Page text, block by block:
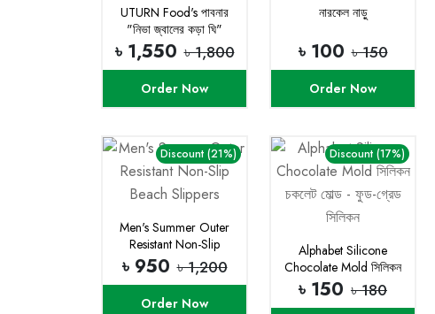
UTURN Food's পাবনার
"নিভা জ্বালের কড়া ঘি"
৳ 1,550 ৳ 1,800
Order Now
নারকেল নাড়ু
৳ 100 ৳ 150
Order Now
Discount (21%)
Men's Summer Outer
Resistant Non-Slip
Beach Slippers
৳ 950 ৳ 1,200
Order Now
Discount (17%)
Alphabet Silicone
Chocolate Mold সিলিকন
চকলেট মোল্ড - ফুড-গ্রেড
সিলিকন
৳ 150 ৳ 180